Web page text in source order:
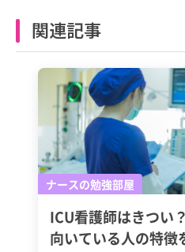
関連記事
ナースの勉強部屋
ICU看護師はきつい
向いている人の特徴